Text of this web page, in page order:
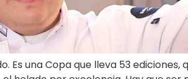
Es una Copa que lleva 53 ediciones,